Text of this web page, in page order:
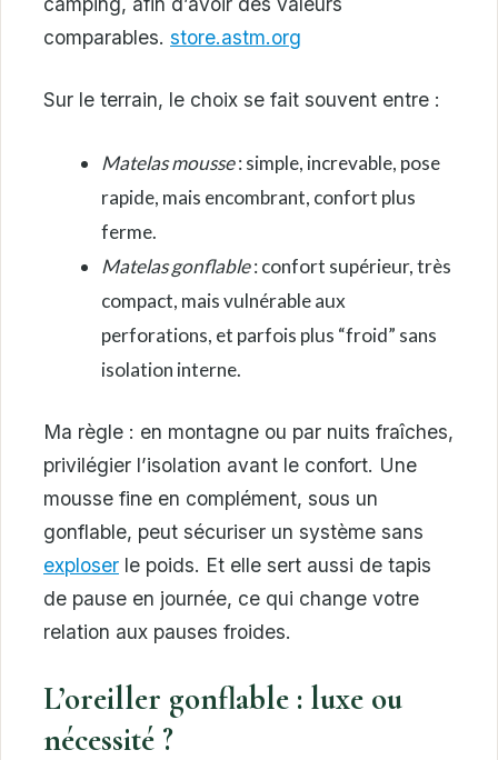
comparables. store.astm.org
Sur le terrain, le choix se fait souvent entre :
Matelas mousse: simple, increvable, pose
rapide, mais encombrant, confort plus
ferme.
Matelas gonflable: confort supérieur, très
compact, mais vulnérable aux
perforations, et parfois plus “froid” sans
isolation interne.
Ma règle : en montagne ou par nuits fraîches,
privilégier l’isolation avant le confort. Une
mousse fine en complément, sous un
gonflable, peut sécuriser un système sans
exploser le poids. Et elle sert aussi de tapis
de pause en journée, ce qui change votre
relation aux pauses froides.
L’oreiller gonflable : luxe ou
nécessité ?